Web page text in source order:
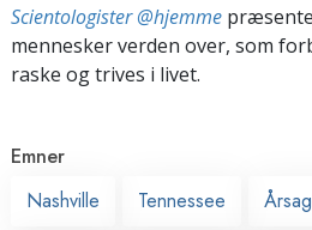
Scientologister @hjemme
mennesker verden over, som
raske og trives i livet.
Emner
Nashville
Tennessee